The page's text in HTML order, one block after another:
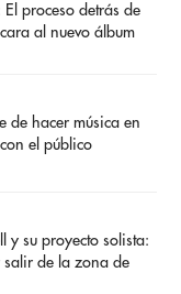
proceso detrás de
al nuevo álbum
de hacer música en
el público
y su proyecto solista:
salir de la zona de